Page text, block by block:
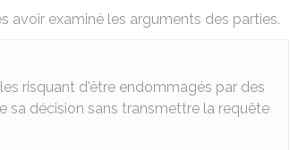
avoir examiné les arguments des parties.
risquant d'être endommagés par des
sa décision sans transmettre la requête